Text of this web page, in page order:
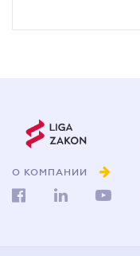
О КОМПАНИИ